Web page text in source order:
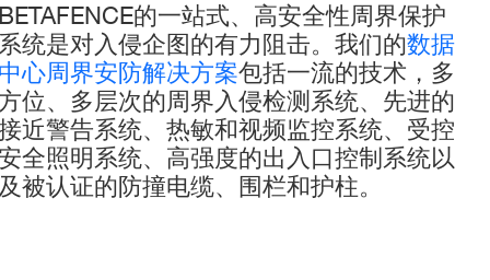
的一站式、高安全性周界保护
统是对入侵企图的有力阻击。我们的数据
心周界安防解决方案包括一流的技术，多
位、多层次的周界入侵检测系统、先进的
近警告系统、热敏和视频监控系统、受控
全照明系统、高强度的出入口控制系统以
被认证的防撞电缆、围栏和护柱。